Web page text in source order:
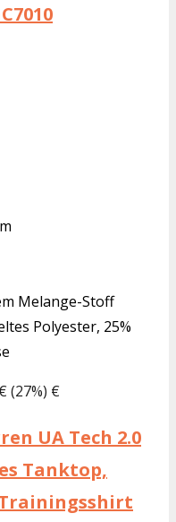
Melange-Stoff
Polyester, 25%
(27%) €
UA Tech 2.0
Tanktop,